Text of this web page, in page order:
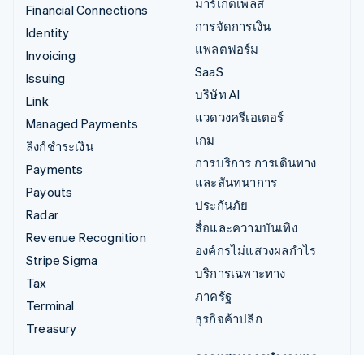
Financial Connections
Identity
Invoicing
Issuing
Link
Managed Payments
ลิงก์ชำระเงิน
Payments
Payouts
Radar
Revenue Recognition
Stripe Sigma
Tax
Terminal
Treasury
การจัดการเงิน
แพลตฟอร์ม
SaaS
บริษัท AI
แวดวงครีเอเตอร์
เกม
การบริการ การเดินทาง
และสันทนาการ
ประกันภัย
สื่อและความบันเทิง
องค์กรไม่แสวงผลกำไร
บริการเฉพาะทาง
ภาครัฐ
ธุรกิจค้าปลีก